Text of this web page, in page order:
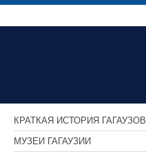
КРАТКАЯ ИСТОРИЯ ГАГАУЗОВ
МУЗЕИ ГАГАУЗИИ